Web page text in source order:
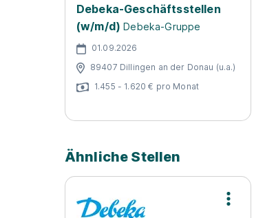
Debeka-Geschäftsstellen
(w/m/d)Debeka-Gruppe
01.09.2026
89407 Dillingen an der Donau (u.a.)
1.455 - 1.620 € pro Monat
Ähnliche Stellen